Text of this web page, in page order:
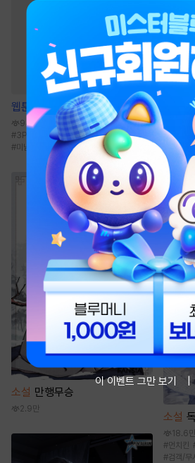
웹툰 원 플러스 투
94만
#3P 학원/캠퍼스 #강수 #갭모에공
#미남공
소설 만행무승
2.9만
인기
#사
#천
#통
환
마교
#
회
#검
고
소설
18.6만
#먼치킨
#검객/무
이 이벤트 그만 보기